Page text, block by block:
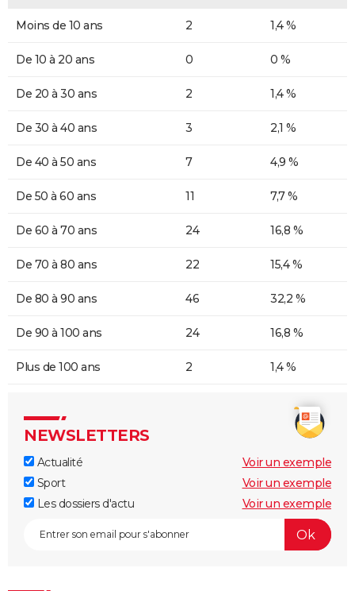
Moins de 10 ans 2 1,4 %
De 10 à 20 ans 0 0 %
De 20 à 30 ans 2 1,4 %
De 30 à 40 ans 3 2,1 %
De 40 à 50 ans 7 4,9 %
De 50 à 60 ans 11 7,7 %
De 60 à 70 ans 24 16,8 %
De 70 à 80 ans 22 15,4 %
De 80 à 90 ans 46 32,2 %
De 90 à 100 ans 24 16,8 %
Plus de 100 ans 2 1,4 %
NEWSLETTERS
Actualité
Voir un exemple
Sport
Voir un exemple
Les dossiers d'actu
Voir un exemple